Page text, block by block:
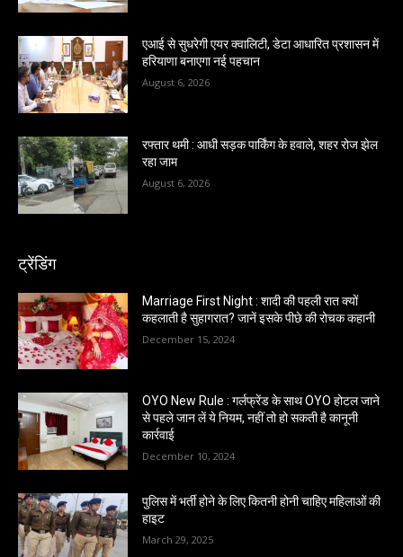
एआई से सुधरेगी एयर क्वालिटी, डेटा आधारित प्रशासन में
हरियाणा बनाएगा नई पहचान
August 6, 2026
रफ्तार थमी : आधी सड़क पार्किंग के हवाले, शहर रोज झेल
रहा जाम
August 6, 2026
ट्रेंडिंग
Marriage First Night : शादी की पहली रात क्यों
कहलाती है सुहागरात? जानें इसके पीछे की रोचक कहानी
December 15, 2024
OYO New Rule : गर्लफ्रेंड के साथ OYO होटल जाने
से पहले जान लें ये नियम, नहीं तो हो सकती है कानूनी
कार्रवाई
December 10, 2024
पुलिस में भर्ती होने के लिए कितनी होनी चाहिए महिलाओं की
हाइट
March 29, 2025